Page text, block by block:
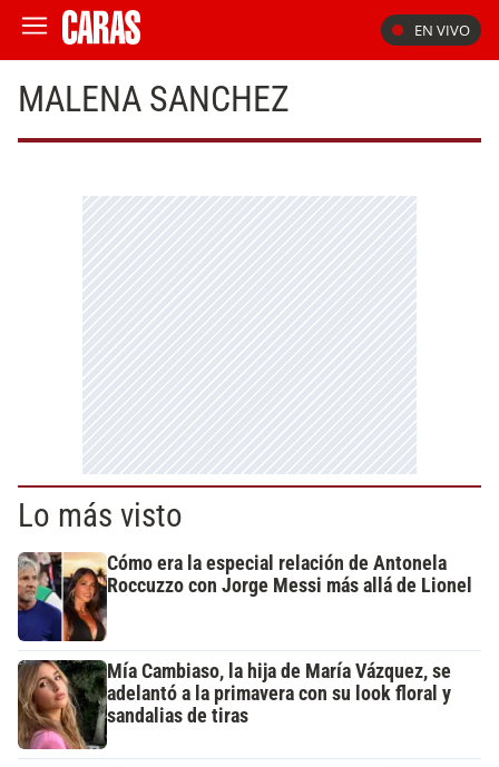
EN VIVO
MALENA SANCHEZ
Lo más visto
Cómo era la especial relación de Antonela
Roccuzzo con Jorge Messi más allá de Lionel
Mía Cambiaso, la hija de María Vázquez, se
adelantó a la primavera con su look floral y
sandalias de tiras